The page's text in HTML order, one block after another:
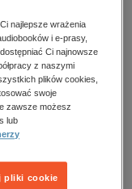
Filtrowanie
najlepsze wrażenia
i e-prasy,
Ci najnowsze
z naszymi
plików cookies,
swoje
zawsze możesz
lub
pliki cookie